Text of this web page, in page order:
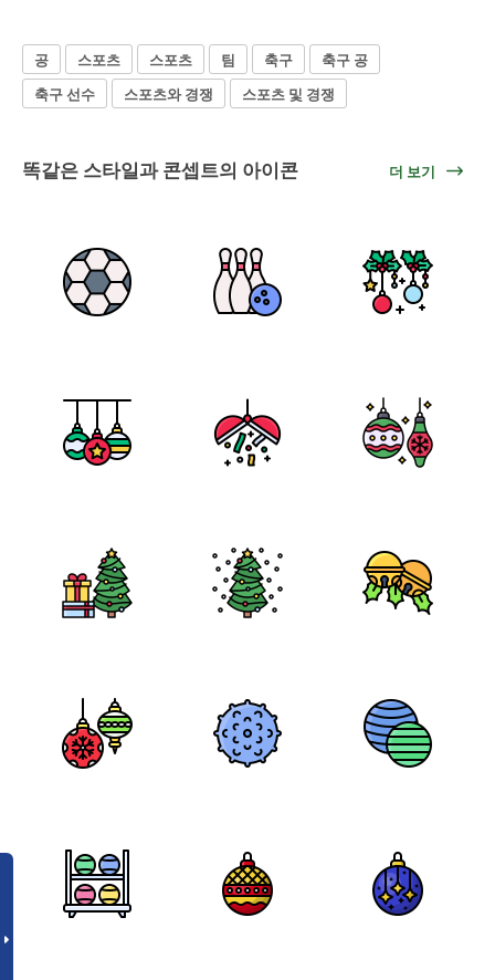
공 스포츠 스포츠 팀 축구
축구 공
축구 선수
스포츠와 경쟁 스포츠 및 경쟁
똑같은 스타일과 콘셉트의 아이콘 더 보기